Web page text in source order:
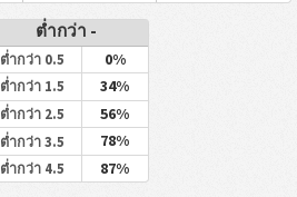
ต่ำกว่า -
ต่ำกว่า 0.5 0%
ต่ำกว่า 1.5 34%
ต่ำกว่า 2.5 56%
ต่ำกว่า 3.5 78%
ต่ำกว่า 4.5 87%